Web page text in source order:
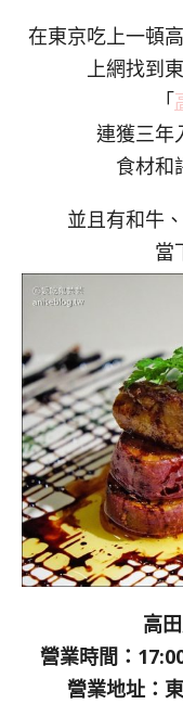
在東京吃上一頓
上網找到
「
連獲三年
食材和
並且有和牛
當
高
營業時間：
營業地址：